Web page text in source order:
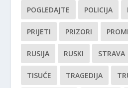
POGLEDAJTE POLICIJA
PRIJETI PRIZORI
RUSIJA RUSKI STRAVA
TISUĆE TRAGEDIJA